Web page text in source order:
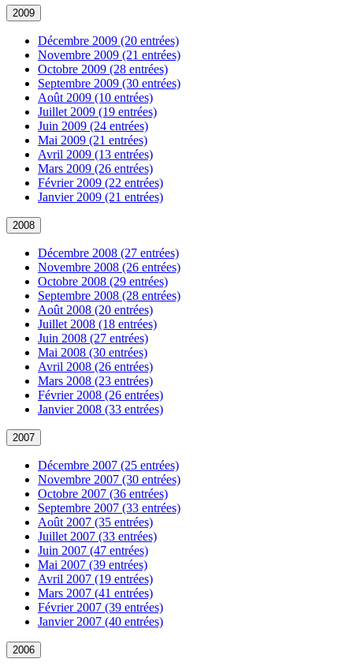
2009
Décembre 2009 (20 entrées)
Novembre 2009 (21 entrées)
Octobre 2009 (28 entrées)
Septembre 2009 (30 entrées)
Août 2009 (10 entrées)
Juillet 2009 (19 entrées)
Juin 2009 (24 entrées)
Mai 2009 (21 entrées)
Avril 2009 (13 entrées)
Mars 2009 (26 entrées)
Février 2009 (22 entrées)
Janvier 2009 (21 entrées)
2008
Décembre 2008 (27 entrées)
Novembre 2008 (26 entrées)
Octobre 2008 (29 entrées)
Septembre 2008 (28 entrées)
Août 2008 (20 entrées)
Juillet 2008 (18 entrées)
Juin 2008 (27 entrées)
Mai 2008 (30 entrées)
Avril 2008 (26 entrées)
Mars 2008 (23 entrées)
Février 2008 (26 entrées)
Janvier 2008 (33 entrées)
2007
Décembre 2007 (25 entrées)
Novembre 2007 (30 entrées)
Octobre 2007 (36 entrées)
Septembre 2007 (33 entrées)
Août 2007 (35 entrées)
Juillet 2007 (33 entrées)
Juin 2007 (47 entrées)
Mai 2007 (39 entrées)
Avril 2007 (19 entrées)
Mars 2007 (41 entrées)
Février 2007 (39 entrées)
Janvier 2007 (40 entrées)
2006